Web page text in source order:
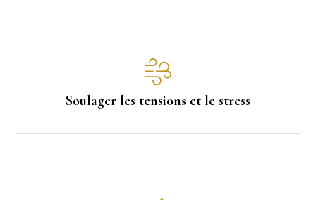
Soulager les tensions et le stress